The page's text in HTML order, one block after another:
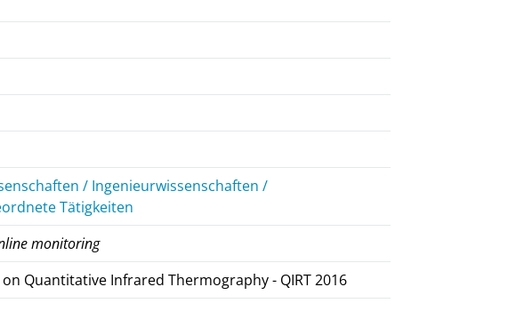
/ Ingenieurwissenschaften /
Tätigkeiten
monitoring
Quantitative Infrared Thermography - QIRT 2016